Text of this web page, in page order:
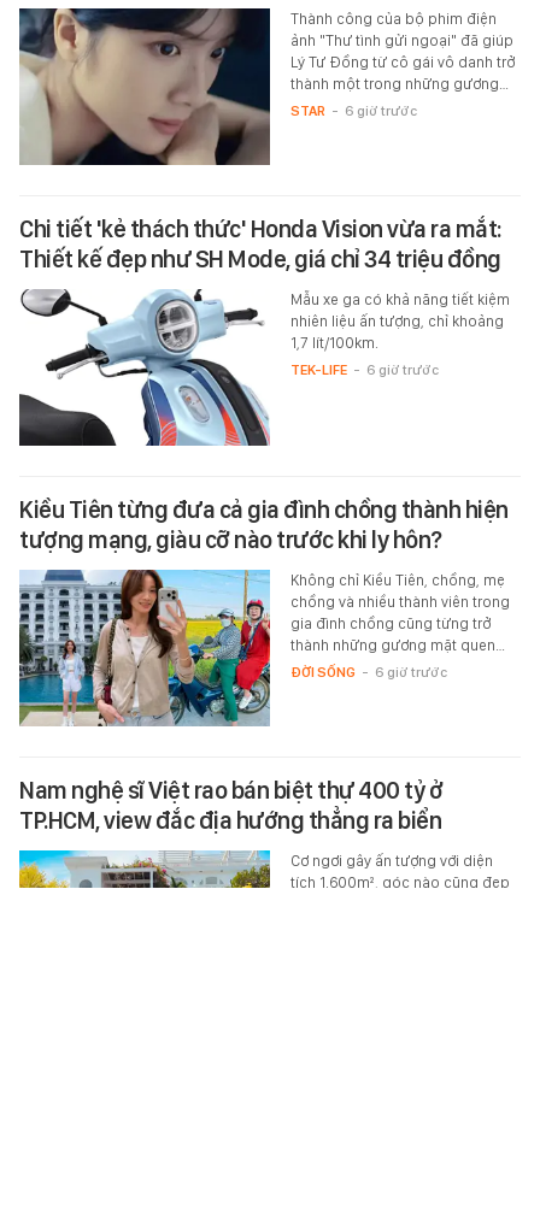
Thành công của bộ phim điện
ảnh "Thư tình gửi ngoại" đã giúp
Lý Tư Đồng từ cô gái vô danh trở
thành một trong những gương…
STAR - 6 giờ trước
Chi tiết 'kẻ thách thức' Honda Vision vừa ra mắt:
Thiết kế đẹp như SH Mode, giá chỉ 34 triệu đồng
Mẫu xe ga có khả năng tiết kiệm
nhiên liệu ấn tượng, chỉ khoảng
1,7 lít/100km.
TEK-LIFE - 6 giờ trước
Kiều Tiên từng đưa cả gia đình chồng thành hiện
tượng mạng, giàu cỡ nào trước khi ly hôn?
Không chỉ Kiều Tiên, chồng, mẹ
chồng và nhiều thành viên trong
gia đình chồng cũng từng trở
thành những gương mặt quen…
ĐỜI SỐNG - 6 giờ trước
Nam nghệ sĩ Việt rao bán biệt thự 400 tỷ ở
TP.HCM, view đắc địa hướng thẳng ra biển
Cơ ngơi gây ấn tượng với diện
tích 1.600m², góc nào cũng đẹp